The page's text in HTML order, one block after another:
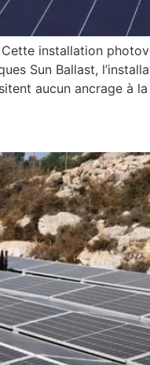
Cette installation
Sun Ballast,
aucun ancrage à